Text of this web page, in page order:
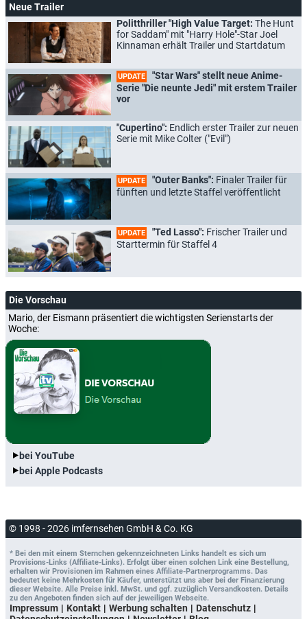
Neue Trailer
Politthriller "High Value Target: The Hunt
for Saddam" mit "Harry Hole"-Star Joel
Kinnaman erhält Trailer und Startdatum
UPDATE
"Star Wars" stellt neue Anime-
Serie "Die neunte Jedi" mit erstem Trailer
vor
"Cupertino": Endlich erster Trailer zur neuen
Serie mit Mike Colter ("Evil")
UPDATE "Outer Banks": Finaler Trailer für
fünften und letzte Staffel veröffentlicht
UPDATE "Ted Lasso": Frischer Trailer und
Starttermin für Staffel 4
Die Vorschau
Mario, der Eismann präsentiert die wichtigsten Serienstarts der
Woche:
bei YouTube
bei Apple Podcasts
© 1998 - 2026 imfernsehen GmbH & Co. KG
* Bei den mit einem Sternchen gekennzeichneten Links handelt es sich um
Provisions-Links (Affiliate-Links). Erfolgt über einen solchen Link eine Bestellung,
erhalten wir Provisionen im Rahmen eines Affiliate-Partnerprogramms. Das
bedeutet keine Mehrkosten für Käufer, unterstützt uns aber bei der Finanzierung
dieser Website. Alle Preise inkl. MwSt. und ggf. zuzüglich Versandkosten. Details
zu den Angeboten finden sich auf der jeweiligen Webseite.
Impressum Kontakt Werbung schalten
Datenschutz